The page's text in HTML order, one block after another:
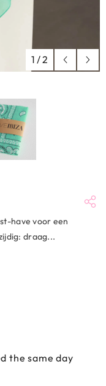
1 /2
have voor een
draag...
the same day